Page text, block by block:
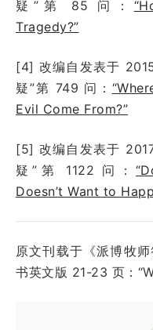
疑”第 85 问：
Tragedy?”
[4] 改编自发表于
疑”第 749 问：
Evil Come From?”
[5] 改编自发表于
疑”第 1122 问：
Doesn’t Want to
原文刊载于《派博牧
书英文版 21-23 页：